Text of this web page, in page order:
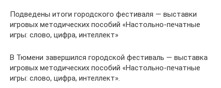
Подведены итоги городского фестиваля — выставки
игровых методических пособий «Настольно-печатные
игры: слово, цифра, интеллект»
В Тюмени завершился городской фестиваль — выставка
игровых методических пособий «Настольно-печатные
игры: слово, цифра, интеллект».